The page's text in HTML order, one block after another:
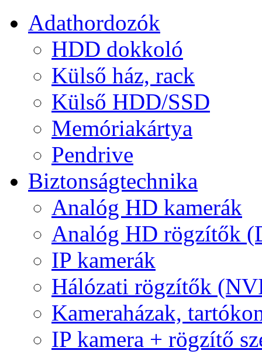
Adathordozók
HDD dokkoló
Külső ház, rack
Külső HDD/SSD
Memóriakártya
Pendrive
Biztonságtechnika
Analóg HD kamerák
Analóg HD rögzítők
IP kamerák
Hálózati rögzítők
Kameraházak,
IP kamera + rögzítő